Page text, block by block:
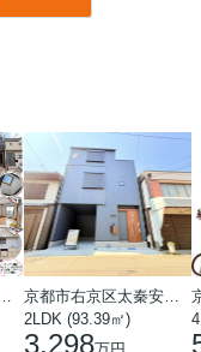
2LDK (93.39㎡)
3,298万円